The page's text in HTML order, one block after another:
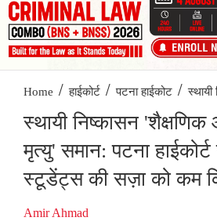
Home / हाईकोर्ट / पटना हाईकोट /
स्थायी निष्कासन 'शैक्षणिक
मृत्यु' समान: पटना
स्टूडेंट्स की सज़ा को कम
Amir Ahmad